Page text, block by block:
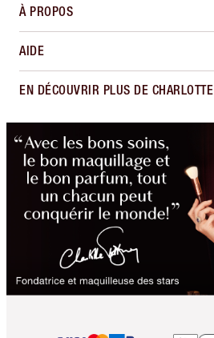
À PROPOS
AIDE
EN DÉCOUVRIR PLUS DE CHARLOTTE